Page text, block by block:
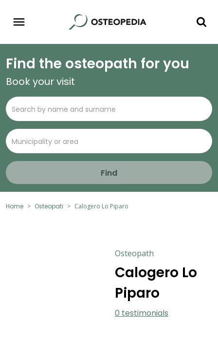
Find the osteopath for you
Book your visit
Find
Home Osteopati Calogero Lo Piparo
Osteopath
Calogero Lo
Piparo
0 testimonials